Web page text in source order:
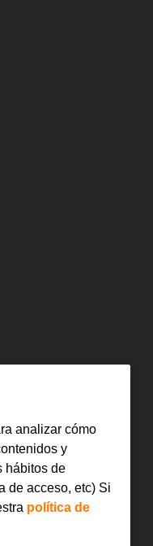
analizar cómo
y
hábitos de
de acceso, etc) Si
política de